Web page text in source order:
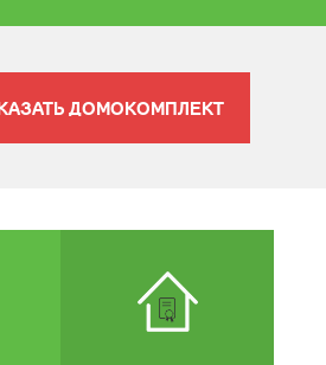
ДОМОКОМПЛЕКТ